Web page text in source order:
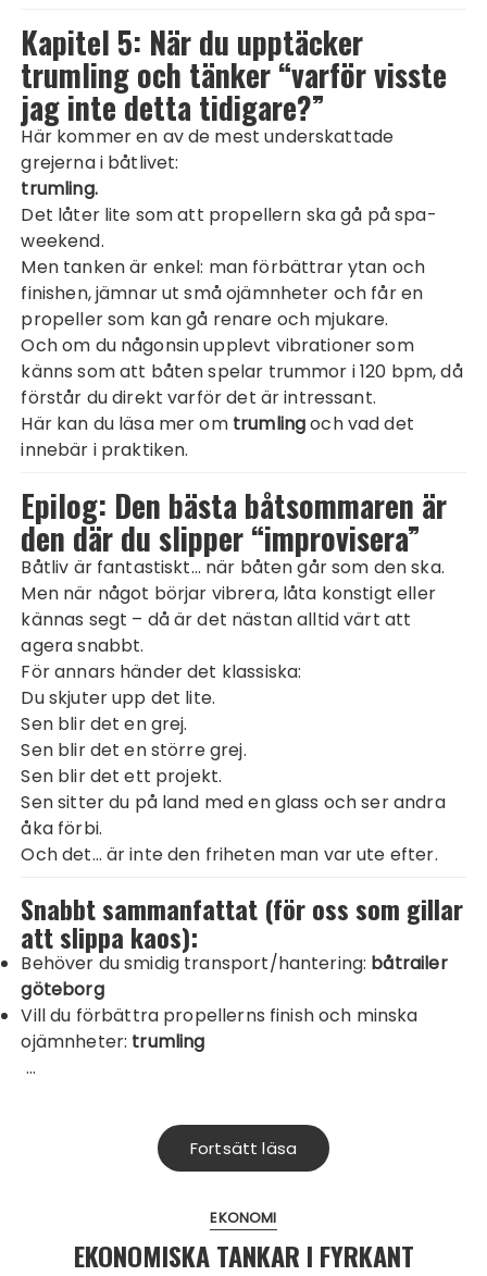
Kapitel 5: När du upptäcker
trumling och tänker “varför visste
jag inte detta tidigare?”
Här kommer en av de mest underskattade
grejerna i båtlivet:
trumling.
Det låter lite som att propellern ska gå på spa-
weekend.
Men tanken är enkel: man förbättrar ytan och
finishen, jämnar ut små ojämnheter och får en
propeller som kan gå renare och mjukare.
Och om du någonsin upplevt vibrationer som
känns som att båten spelar trummor i 120 bpm, då
förstår du direkt varför det är intressant.
Här kan du läsa mer om trumlingoch vad det
innebär i praktiken.
Epilog: Den bästa båtsommaren är
den där du slipper “improvisera”
Båtliv är fantastiskt… när båten går som den ska.
Men när något börjar vibrera, låta konstigt eller
kännas segt – då är det nästan alltid värt att
agera snabbt.
För annars händer det klassiska:
Du skjuter upp det lite.
Sen blir det en grej.
Sen blir det en större grej.
Sen blir det ett projekt.
Sen sitter du på land med en glass och ser andra
åka förbi.
Och det… är inte den friheten man var ute efter.
Snabbt sammanfattat (för oss som gillar
att slippa kaos):
Behöver du smidig transport/hantering: båtrailer
göteborg
Vill du förbättra propellerns finish och minska
ojämnheter: trumling
…
Fortsätt läsa
EKONOMI
EKONOMISKA TANKAR I FYRKANT